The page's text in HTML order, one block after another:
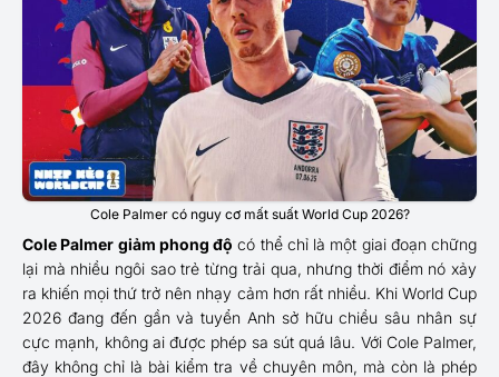
Cole Palmer có nguy cơ mất suất World Cup 2026?
Cole Palmer giảm phong độ có thể chỉ là một giai đoạn chững
lại mà nhiều ngôi sao trẻ từng trải qua, nhưng thời điểm nó xảy
ra khiến mọi thứ trở nên nhạy cảm hơn rất nhiều. Khi World Cup
2026 đang đến gần và tuyển Anh sở hữu chiều sâu nhân sự
cực mạnh, không ai được phép sa sút quá lâu. Với Cole Palmer,
đây không chỉ là bài kiểm tra về chuyên môn, mà còn là phép